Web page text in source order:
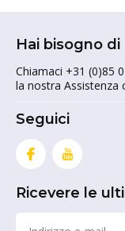
Hai bisogno di
Chiamaci +31 (0)85
la nostra Assistenza
Seguici
Ricevere le